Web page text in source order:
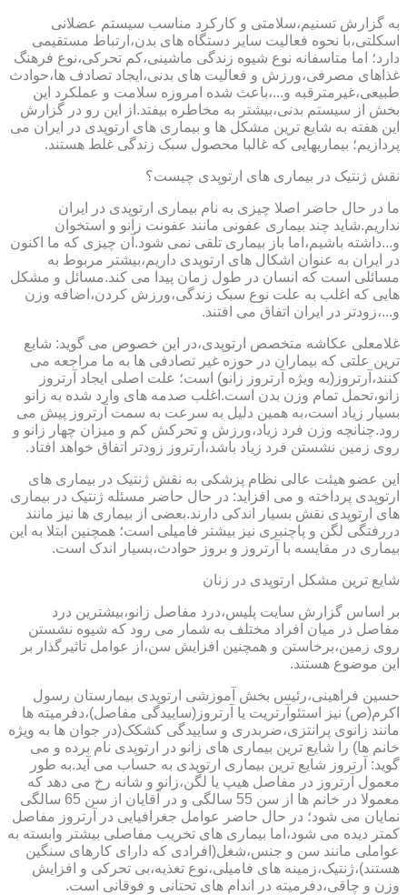
به گزارش تسنیم،سلامتی و کارکرد مناسب سیستم عضلانی
اسکلتی،با نحوه فعالیت سایر دستگاه های بدن،ارتباط مستقیمی
دارد؛ اما متاسفانه نوع شیوه زندگی ماشینی،کم تحرکی،نوع فرهنگ
غذاهای مصرفی،ورزش و فعالیت های بدنی،ایجاد تصادف ها،حوادث
طبیعی،غیرمترقبه و...،باعث شده امروزه سلامت و عملکرد این
بخش از سیستم بدنی،بیشتر به مخاطره بیفتد.از این رو در گزارش
این هفته به شایع ترین مشکل ها و بیماری های ارتوپدی در ایران می
پردازیم؛ بیماریهایی که غالبا محصول سبک زندگی غلط هستند.
نقش ژنتیک در بیماری های ارتوپدی چیست؟
ما در حال حاضر اصلا چیزی به نام بیماری ارتوپدی در ایران
نداریم.شاید چند بیماری عفونی مانند عفونت زانو و استخوان
و...داشته باشیم،اما باز بیماری تلقی نمی شود.آن چیزی که ما اکنون
در ایران به عنوان اشکال های ارتوپدی داریم،بیشتر مربوط به
مسائلی است که انسان در طول زمان پیدا می کند.مسائل و مشکل
هایی که اغلب به علت نوع سبک زندگی،ورزش کردن،اضافه وزن
و...،زودتر در ایران اتفاق می افتند.
غلامعلی عکاشه متخصص ارتوپدی،در این خصوص می گوید: شایع
ترین علتی که بیماران در حوزه غیر تصادفی ها به ما مراجعه می
کنند،آرتروز(به ویژه آرتروز زانو) است؛ علت اصلی ایجاد آرتروز
زانو،تحمل تمام وزن بدن است.اغلب صدمه های وارد شده به زانو
بسیار زیاد است،به همین دلیل به سرعت به سمت آرتروز پیش می
رود.چنانچه وزن فرد زیاد،ورزش و تحرکش کم و میزان چهار زانو و
روی زمین نشستن فرد زیاد باشد،آرتروز زودتر اتفاق خواهد افتاد.
این عضو هیئت عالی نظام پزشکی به نقش ژنتیک در بیماری های
ارتوپدی پرداخته و می افزاید: در حال حاضر مسئله ژنتیک در بیماری
های ارتوپدی نقش بسیار اندکی دارند.بعضی از بیماری ها نیز مانند
دررفتگی لگن و پاچنبری نیز بیشتر فامیلی است؛ همچنین ابتلا به این
بیماری در مقایسه با آرتروز و بروز حوادث،بسیار اندک است.
شایع ترین مشکل ارتوپدی در زنان
بر اساس گزارش سایت پلیس،درد مفاصل زانو،بیشترین درد
مفاصل در میان افراد مختلف به شمار می رود که شیوه نشستن
روی زمین،برخاستن و همچنین افزایش سن،از عوامل تاثیرگذار بر
این موضوع هستند.
حسین فراهینی،رئیس بخش آموزشی ارتوپدی بیمارستان رسول
اکرم(ص) نیز استئوآرتریت یا آرتروز(ساییدگی مفاصل)،دفرمیته ها
مانند زانوی پرانتزی،ضربدری و ساییدگی کشکک(در جوان ها به ویژه
خانم ها) را شایع ترین بیماری های زانو در ارتوپدی نام برده و می
گوید: آرتروز شایع ترین بیماری ارتوپدی به حساب می آید.به طور
معمول آرتروز در مفاصل هیپ یا لگن،زانو و شانه رخ می دهد که
معمولا در خانم ها از سن 55 سالگی و در آقایان از سن 65 سالگی
نمایان می شود؛ در حال حاضر عوامل جغرافیایی در آرتروز مفاصل
کمتر دیده می شود،اما بیماری های تخریب مفاصلی بیشتر وابسته به
عواملی مانند سن و جنس،شغل(افرادی که دارای کارهای سنگین
هستند)،ژنتیک،زمینه های فامیلی،نوع تغذیه،بی تحرکی و افزایش
وزن و چاقی،دفرمیته در اندام های تحتانی و فوقانی است.